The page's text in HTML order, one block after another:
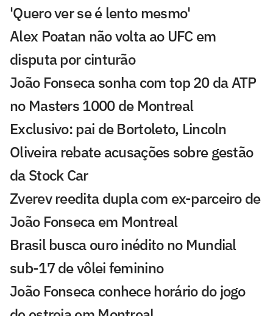
'Quero ver se é lento mesmo'
Alex Poatan não volta ao UFC em
disputa por cinturão
João Fonseca sonha com top 20 da ATP
no Masters 1000 de Montreal
Exclusivo: pai de Bortoleto, Lincoln
Oliveira rebate acusações sobre gestão
da Stock Car
Zverev reedita dupla com ex-parceiro de
João Fonseca em Montreal
Brasil busca ouro inédito no Mundial
sub-17 de vôlei feminino
João Fonseca conhece horário do jogo